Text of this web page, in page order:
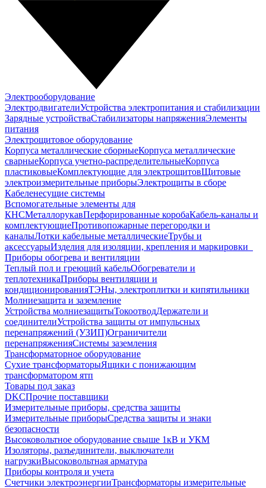
Электрооборудование
ЭлектродвигателиУстройства электропитания и стабилизации
Зарядные устройстваСтабилизаторы напряженияЭлементы
питания
Электрощитовое оборудование
Корпуса металлические сборныеКорпуса металлические
сварныеКорпуса учетно-распределительныеКорпуса
пластиковыеКомплектующие для электрощитовЩитовые
электроизмерительные приборыЭлектрощиты в сборе
Кабеленесущие системы
Вспомогательные элементы для
КНСМеталлорукавПерфорированные коробаКабель-каналы и
комплектующиеПротивопожарные перегородки и
каналыЛотки кабельные металлическиеТрубы и
аксессуарыИзделия для изоляции, крепления и маркировки
Приборы обогрева и вентиляции
Теплый пол и греющий кабельОбогреватели и
теплотехникаПриборы вентиляции и
кондиционированияТЭНы, электроплитки и кипятильники
Молниезащита и заземление
Устройства молниезащитыТокоотводДержатели и
соединителиУстройства защиты от импульсных
перенапряжений (УЗИП)Ограничители
перенапряженияСистемы заземления
Трансформаторное оборудование
Сухие трансформаторыЯщики с понижающим
трансформатором ятп
Товары под заказ
DKCПрочие поставщики
Измерительные приборы, средства защиты
Измерительные приборыСредства защиты и знаки
безопасности
Высоковольтное оборудование свыше 1кВ и УКМ
Изоляторы, разъединители, выключатели
нагрузкиВысоковольтная арматура
Приборы контроля и учета
Счетчики электроэнергииТрансформаторы измерительные